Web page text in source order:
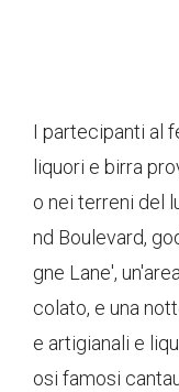
I partecipanti al
liquori e birra
o nei terreni del
nd Boulevard,
gne Lane',
colato, e una
e artigianali e
osi famosi